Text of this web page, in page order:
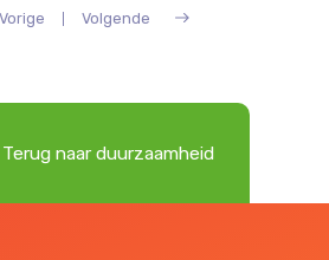
Vorige Volgende
Terug naar duurzaamheid